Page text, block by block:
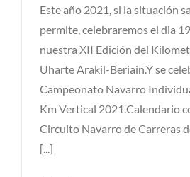
Este año 2021, si la situación
permite, celebraremos el dia
nuestra XII Edición del
Uharte Arakil-Beriain.Y se
Campeonato Navarro
Km Vertical 2021.Calendario
Circuito Navarro de Carreras
[...]